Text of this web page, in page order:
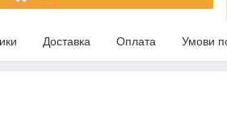
Доставка Оплата Умови